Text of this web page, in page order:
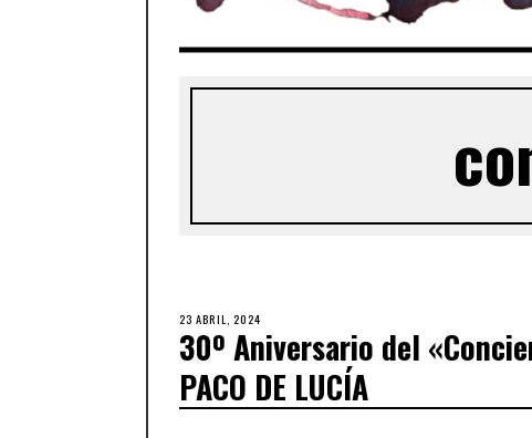
23 ABRIL, 2024
30º Aniversario del
PACO DE LUCÍA